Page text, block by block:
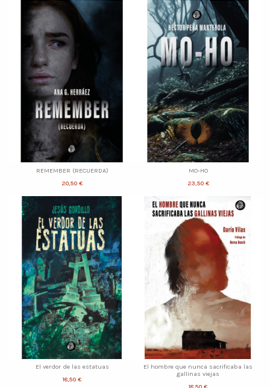
REMEMBER (RECUERDA)
20,50 €
MO-HO
23,50 €
El verdor de las estatuas
18,50 €
El hombre que nunca sacrificaba las
gallinas viejas